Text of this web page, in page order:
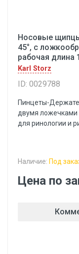
Носовые щипцы
45°, с
рабочая длина
Karl Storz
ID: 0029788
Пинцеты-
двумя
для ринологии и
Наличие: Под
Цена по